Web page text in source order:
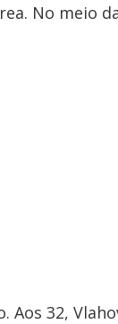
No meio
32,